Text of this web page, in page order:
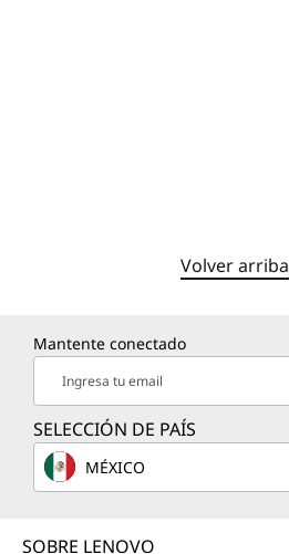
Volver arriba
Mantente conectado
Ingresa tu email
SELECCIÓN DE PAÍS
MÉXICO
SOBRE LENOVO